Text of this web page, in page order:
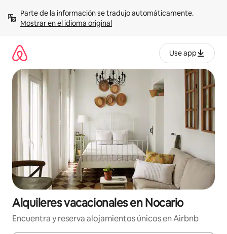
contenidoMostrar en el idioma original
Use app
Alquileres vacacionales en Nocario
Encuentra y reserva alojamientos únicos en Airbnb